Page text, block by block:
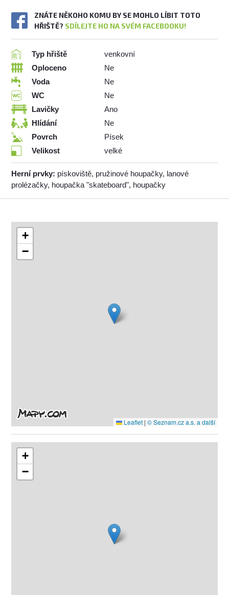
ZNÁTE NĚKOHO KOMU BY SE MOHLO LÍBIT TOTO
HŘIŠTĚ? SDÍLEJTE HO NA SVÉM FACEBOOKU!
Typ hřiště
venkovní
Oploceno
Ne
Voda
Ne
WC
Ne
Lavičky
Ano
Hlídání
Ne
Povrch
Písek
Velikost
velké
Herní prvky: pískoviště, pružinové houpačky, lanové
prolézačky, houpačka "skateboard", houpačky
+
−
Leaflet | © Seznam.cz a.s. a další
+
−